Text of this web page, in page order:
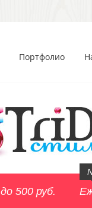
Портфолио
до 500 руб.